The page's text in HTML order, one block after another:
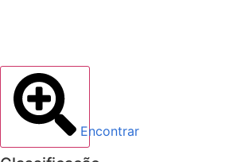
​Encontrar